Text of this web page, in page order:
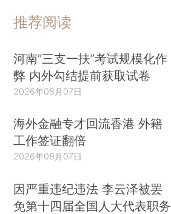
推荐阅读
河南“三支一扶”考试规模化作
弊 内外勾结提前获取试卷
2026年08月07日
海外金融专才回流香港 外籍
工作签证翻倍
2026年08月07日
因严重违纪违法 李云泽被罢
免第十四届全国人大代表职务